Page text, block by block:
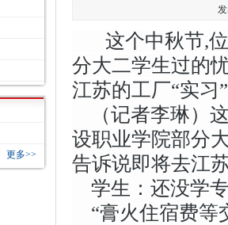
更多>>
这个中秋节,位
分大二学生过的
江苏的工厂“实习
（记者李琳）
设职业学院部分
告诉说即将去江
学生：还没学
“膏火住宿费等